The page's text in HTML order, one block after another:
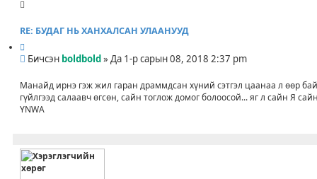
N
C
_
U
S
RE: БУДАГ НЬ ХАНХАЛСАН УЛААНУУД
ш
э
х
Б
ч
л
э
Бичсэн boldbold» Да 1-р сарын 08, 2018 2:37 pm
Манайд ирнэ гэж жил гаран драммдсан хүний сэтгэл цаанаа л өөр
гүйлгээд салаавч өгсөн, сайн тоглож домог болоосой... яг л сайн Я
YNWA